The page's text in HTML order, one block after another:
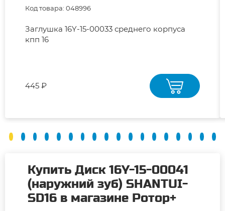
Код товара: 048996
Заглушка 16Y-15-00033 среднего корпуса
кпп 16
445 ₽
Купить Диск 16Y-15-00041
(наружний зуб) SHANTUI-
SD16 в магазине Ротор+